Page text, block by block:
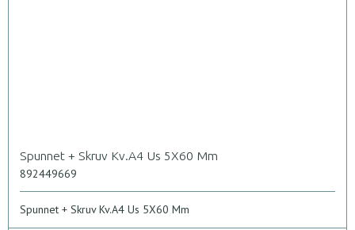
Spunnet + Skruv Kv.A4 Us 5X60 Mm
892449669
Spunnet + Skruv Kv.A4 Us 5X60 Mm